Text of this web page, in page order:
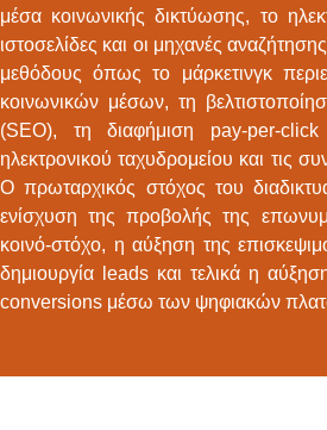
μέσα κοινωνικής δικτύωσης, το
ιστοσελίδες και οι μηχανές
μεθόδους όπως το μάρκετινγκ
κοινωνικών μέσων, τη
(SEO), τη διαφήμιση pay-per-
ηλεκτρονικού ταχυδρομείου και τις
Ο πρωταρχικός στόχος του
ενίσχυση της προβολής της
κοινό-στόχο, η αύξηση της
δημιουργία leads και τελικά η
conversions μέσω των ψηφιακών